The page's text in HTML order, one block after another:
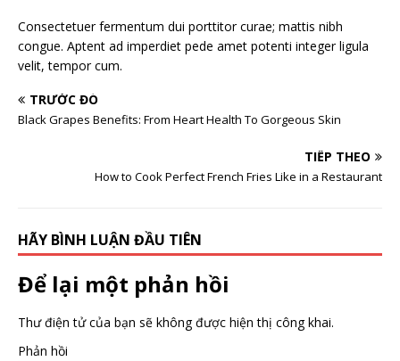
Consectetuer fermentum dui porttitor curae; mattis nibh
congue. Aptent ad imperdiet pede amet potenti integer ligula
velit, tempor cum.
TRƯỚC ĐÓ
Black Grapes Benefits: From Heart Health To Gorgeous Skin
TIẾP THEO
How to Cook Perfect French Fries Like in a Restaurant
HÃY BÌNH LUẬN ĐẦU TIÊN
Để lại một phản hồi
Thư điện tử của bạn sẽ không được hiện thị công khai.
Phản hồi